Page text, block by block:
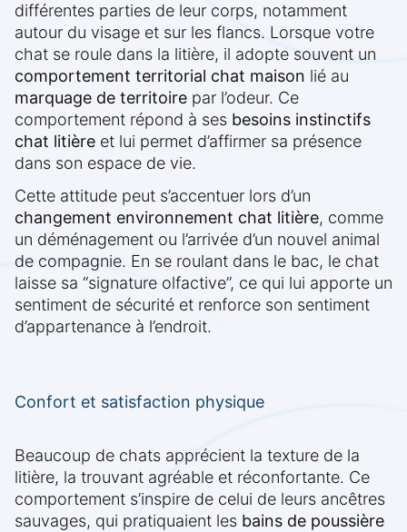
différentes parties de leur corps, notamment
autour du visage et sur les flancs. Lorsque votre
chat se roule dans la litière, il adopte souvent un
comportement territorial chat maison lié au
marquage de territoire par l’odeur. Ce
comportement répond à ses besoins instinctifs
chat litière et lui permet d’affirmer sa présence
dans son espace de vie.
Cette attitude peut s’accentuer lors d’un
changement environnement chat litière, comme
un déménagement ou l’arrivée d’un nouvel animal
de compagnie. En se roulant dans le bac, le chat
laisse sa “signature olfactive”, ce qui lui apporte un
sentiment de sécurité et renforce son sentiment
d’appartenance à l’endroit.
Confort et satisfaction physique
Beaucoup de chats apprécient la texture de la
litière, la trouvant agréable et réconfortante. Ce
comportement s’inspire de celui de leurs ancêtres
sauvages, qui pratiquaient les bains de poussière